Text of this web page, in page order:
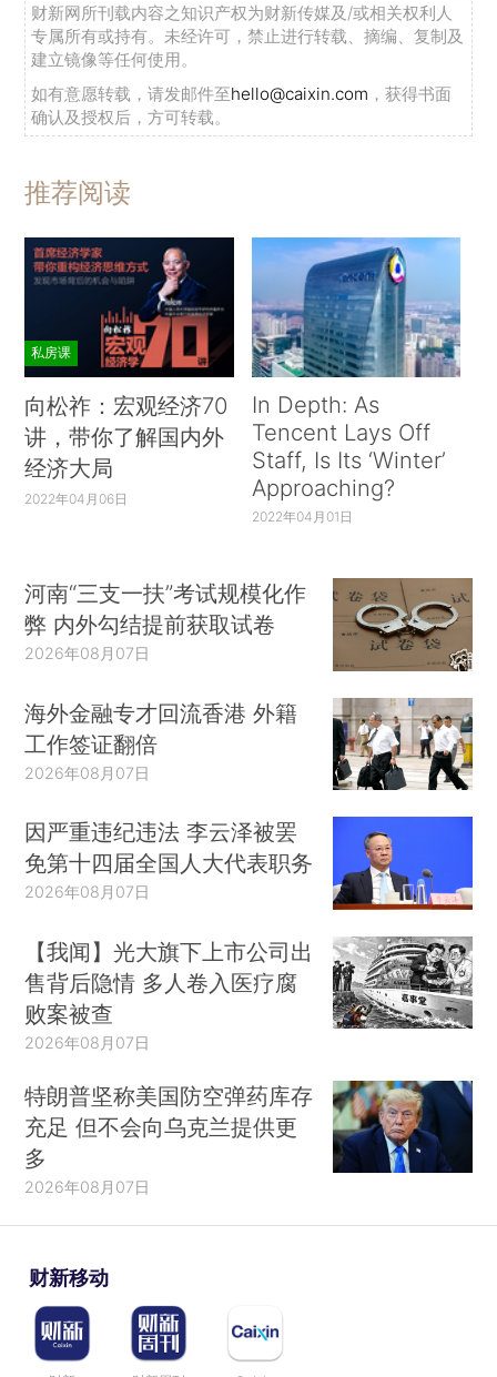
财新网所刊载内容之知识产权为财新传媒及/或相关权利人
专属所有或持有。未经许可，禁止进行转载、摘编、复制及
建立镜像等任何使用。
如有意愿转载，请发邮件至hello@caixin.com ，获得书面
确认及授权后，方可转载。
推荐阅读
私房课
向松祚：宏观经济70
讲，带你了解国内外
经济大局
2022年04月06日
In Depth: As
Tencent Lays Off
Staff, Is Its ‘Winter’
Approaching?
2022年04月01日
河南“三支一扶”考试规模化作
弊 内外勾结提前获取试卷
2026年08月07日
海外金融专才回流香港 外籍
工作签证翻倍
2026年08月07日
因严重违纪违法 李云泽被罢
免第十四届全国人大代表职务
2026年08月07日
【我闻】光大旗下上市公司出
售背后隐情 多人卷入医疗腐
败案被查
2026年08月07日
特朗普坚称美国防空弹药库存
充足 但不会向乌克兰提供更
多
2026年08月07日
财新移动